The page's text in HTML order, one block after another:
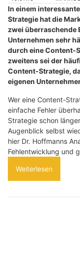
In einem
Strategie hat die
zwei überraschende
Unternehmen sehr
durch eine Content-
zweitens sei der
Content-Strategie,
eigenen
Wer eine Content-
einfache Fehler
Strategie schon
Augenblick selbst
hier Dr. Hoffmanns
Fehlentwicklung und
Weiterlesen